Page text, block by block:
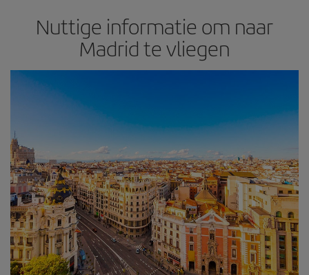
Nuttige informatie om naar
Madrid te vliegen